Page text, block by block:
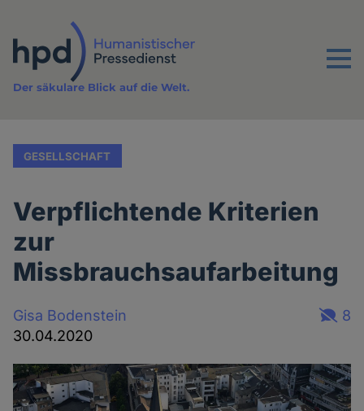
Inhalt
Menu
Der säkulare Blick auf die Welt.
GESELLSCHAFT
Verpflichtende Kriterien
zur
Missbrauchsaufarbeitung
Gisa Bodenstein
30.04.2020
8